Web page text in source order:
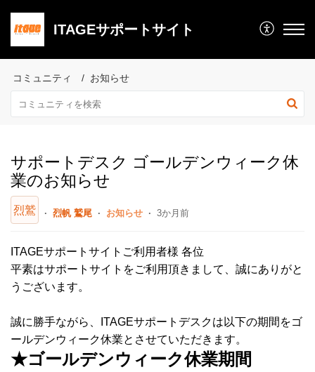
ITAGEサポートサイト
コミュニティ お知らせ
サポートデスク ゴールデンウィーク休
業のお知らせ
烈鷲 烈帆 鷲尾 お知らせ 3か月前
ITAGEサポートサイトご利用者様 各位
平素はサポートサイトをご利用頂きまして、誠にありがと
うございます。
誠に勝手ながら、ITAGEサポートデスクは以下の期間をゴ
ールデンウィーク休業とさせていただきます。
★ゴールデンウィーク休業期間